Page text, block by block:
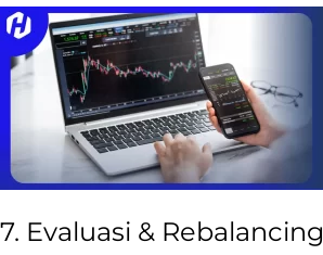
7. Evaluasi & Rebalancing